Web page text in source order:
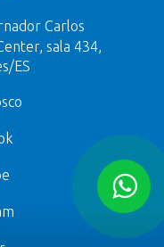
Carlos
sala 434,
ES